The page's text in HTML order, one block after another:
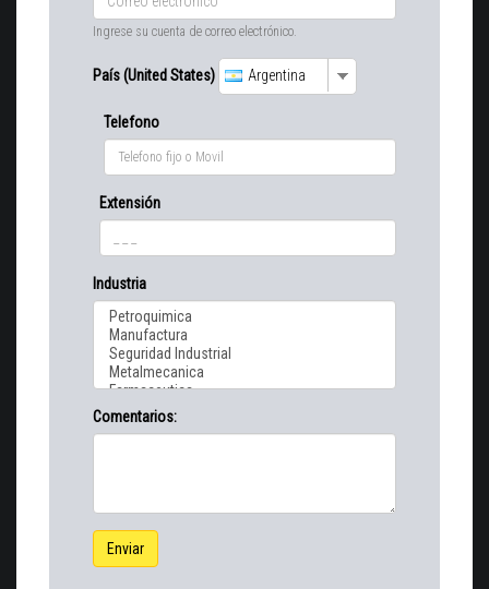
Ingrese su cuenta de correo electrónico.
País (United States) Argentina
Telefono
Extensión
Industria
Comentarios:
Enviar